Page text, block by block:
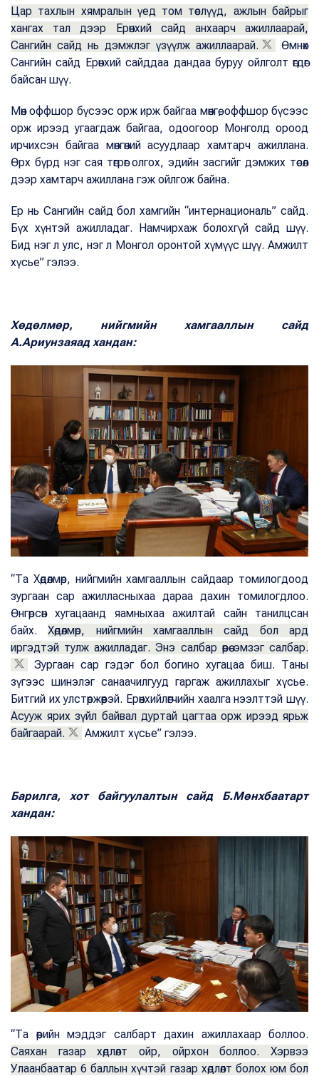
Цар тахлын хямралын үед том төслүүд, ажлын байрыг
хангах тал дээр Ерөнхий сайд анхаарч ажиллаарай,
Сангийн сайд нь дэмжлэг үзүүлж ажиллаарай.
Өмнөх
Сангийн сайд Ерөнхий сайддаа дандаа буруу ойлголт өгдөг
байсан шүү.
Мөн оффшор бүсээс орж ирж байгаа мөнгө, оффшор бүсээс
орж ирээд угаагдаж байгаа, одоогоор Монголд ороод
ирчихсэн байгаа мөнгөний асуудлаар хамтарч ажиллана.
Өрх бүрд нэг сая төгрөг олгох, эдийн засгийг дэмжих төсөл
дээр хамтарч ажиллана гэж ойлгож байна.
Ер нь Сангийн сайд бол хамгийн “интернациональ” сайд.
Бүх хүнтэй ажилладаг. Намчирхаж болохгүй сайд шүү.
Бид нэг л улс, нэг л Монгол оронтой хүмүүс шүү. Амжилт
хүсье” гэлээ.
Хөдөлмөр, нийгмийн хамгааллын сайд
А.Ариунзаяад хандан:
“Та Хөдөлмөр, нийгмийн хамгааллын сайдаар томилогдоод
зургаан сар ажилласныхаа дараа дахин томилогдлоо.
Өнгөрсөн хугацаанд яамныхаа ажилтай сайн танилцсан
байх.Хөдөлмөр, нийгмийн хамгааллын сайд бол ард
иргэдтэй тулж ажилладаг. Энэ салбар өөрөө эмзэг салбар.
Зургаан сар гэдэг бол богино хугацаа биш. Таны
зүгээс шинэлэг санаачилгууд гаргаж ажиллахыг хүсье.
Битгий их улстөржөөрэй. Ерөнхийлөгчийн хаалга нээлттэй шүү.
Асууж ярих зүйл байвал дуртай цагтаа орж ирээд ярьж
байгаарай.
Амжилт хүсье” гэлээ.
Барилга, хот байгуулалтын сайд Б.Мөнхбаатарт
хандан:
“Та өөрийн мэддэг салбарт дахин ажиллахаар боллоо.
Саяхан газар хөдлөлт ойр, ойрхон боллоо. Хэрвээ
Улаанбаатар 6 баллын хүчтэй газар хөдлөлт болох юм бол